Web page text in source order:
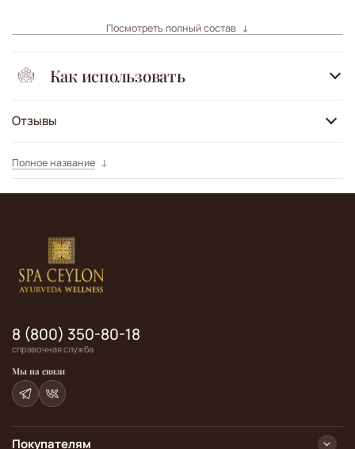
Посмотреть полный состав
Как использовать
Отзывы
Полное название
Покупателям
8 (800) 350-80-18
справочная служба
Мы на связи